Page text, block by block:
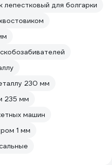
лепестковый для болгарки
230 мм
235 мм
машин
1 мм